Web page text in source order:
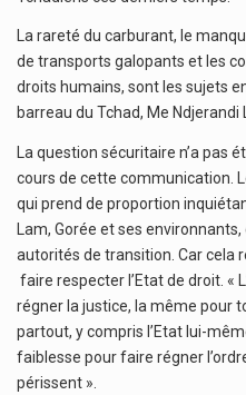
La rareté du carburant, le
de transports galopants et les
droits humains, sont les sujets
barreau du Tchad, Me Ndjerandi
La question sécuritaire n’a pas
cours de cette communication.
qui prend de proportion
Lam, Gorée et ses
autorités de transition. Car cela
faire respecter l’Etat de droit. «
régner la justice, la même pour
partout, y compris l’Etat lui-
faiblesse pour faire régner
périssent ».